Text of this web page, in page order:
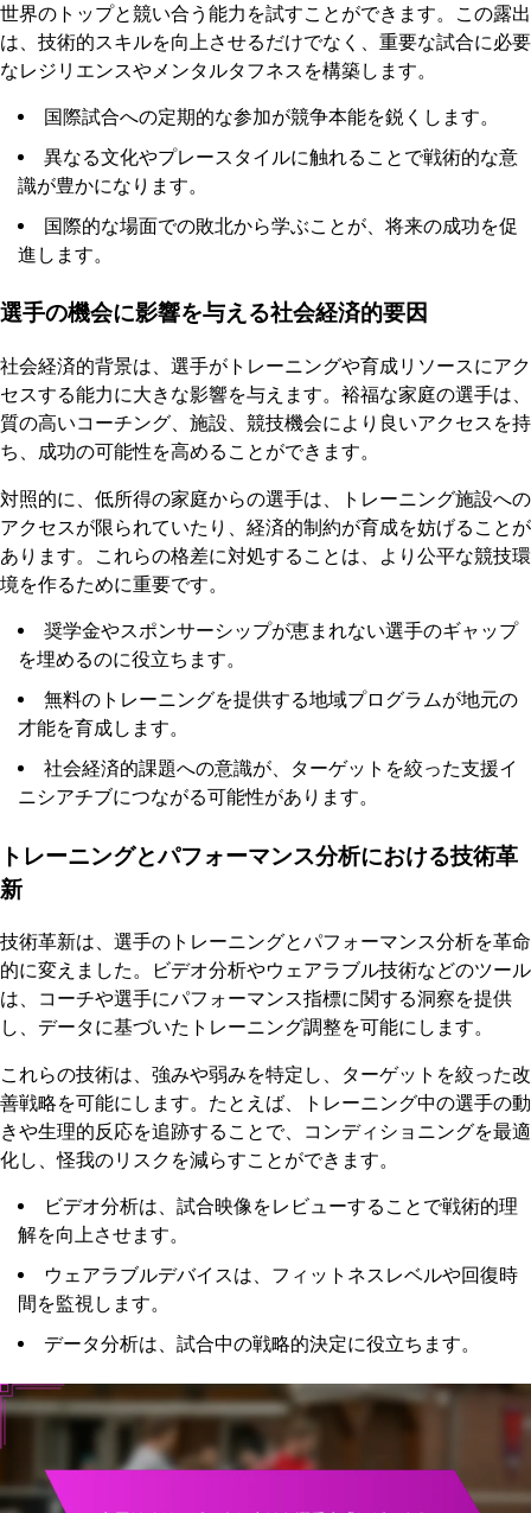
世界のトップと競い合う能力を試すことができます。この露出
は、技術的スキルを向上させるだけでなく、重要な試合に必要
なレジリエンスやメンタルタフネスを構築します。
国際試合への定期的な参加が競争本能を鋭くします。
異なる文化やプレースタイルに触れることで戦術的な意
識が豊かになります。
国際的な場面での敗北から学ぶことが、将来の成功を促
進します。
選手の機会に影響を与える社会経済的要因
社会経済的背景は、選手がトレーニングや育成リソースにアク
セスする能力に大きな影響を与えます。裕福な家庭の選手は、
質の高いコーチング、施設、競技機会により良いアクセスを持
ち、成功の可能性を高めることができます。
対照的に、低所得の家庭からの選手は、トレーニング施設への
アクセスが限られていたり、経済的制約が育成を妨げることが
あります。これらの格差に対処することは、より公平な競技環
境を作るために重要です。
奨学金やスポンサーシップが恵まれない選手のギャップ
を埋めるのに役立ちます。
無料のトレーニングを提供する地域プログラムが地元の
才能を育成します。
社会経済的課題への意識が、ターゲットを絞った支援イ
ニシアチブにつながる可能性があります。
トレーニングとパフォーマンス分析における技術革
新
技術革新は、選手のトレーニングとパフォーマンス分析を革命
的に変えました。ビデオ分析やウェアラブル技術などのツール
は、コーチや選手にパフォーマンス指標に関する洞察を提供
し、データに基づいたトレーニング調整を可能にします。
これらの技術は、強みや弱みを特定し、ターゲットを絞った改
善戦略を可能にします。たとえば、トレーニング中の選手の動
きや生理的反応を追跡することで、コンディショニングを最適
化し、怪我のリスクを減らすことができます。
ビデオ分析は、試合映像をレビューすることで戦術的理
解を向上させます。
ウェアラブルデバイスは、フィットネスレベルや回復時
間を監視します。
データ分析は、試合中の戦略的決定に役立ちます。